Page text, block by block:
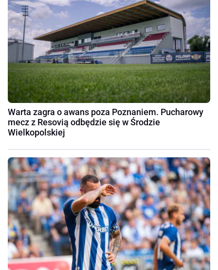
Warta zagra o awans poza Poznaniem. Pucharowy
mecz z Resovią odbędzie się w Środzie
Wielkopolskiej